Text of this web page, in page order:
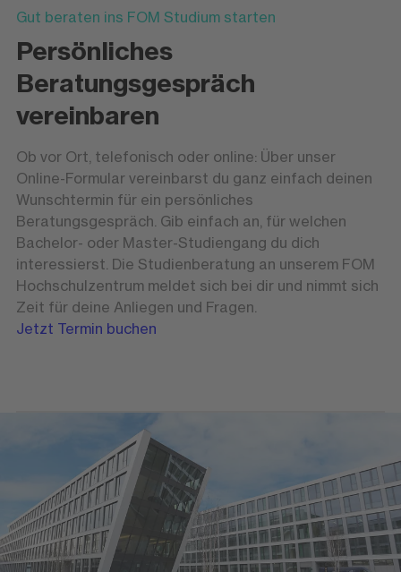
Gut beraten ins FOM Studium starten
Persönliches
Beratungsgespräch
vereinbaren
Ob vor Ort, telefonisch oder online: Über unser
Online-Formular vereinbarst du ganz einfach deinen
Wunschtermin für ein persönliches
Beratungsgespräch. Gib einfach an, für welchen
Bachelor- oder Master-Studiengang du dich
interessierst. Die Studienberatung an unserem FOM
Hochschulzentrum meldet sich bei dir und nimmt sich
Zeit für deine Anliegen und Fragen.
Jetzt Termin buchen